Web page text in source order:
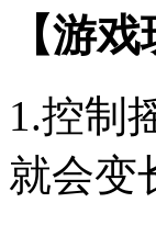
【游戏
1.控制
就会变